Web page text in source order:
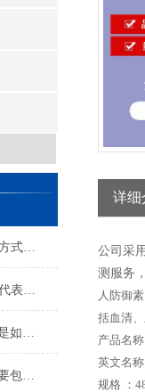
荧光素酶检测试剂盒的使用方式可别说不知道
植物提取标准品能够准确地代表植物中的某种特定成分
一起学习下人ELISA试剂盒是如何储存的
植物ELISA试剂盒的存储主要包括以下几个方面
详细
公司采
测服务
人防御
括血清
产品名
英文名称
规格 ：